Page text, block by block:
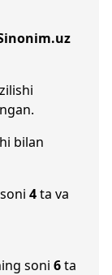
bilan
4ta va
soni 6ta